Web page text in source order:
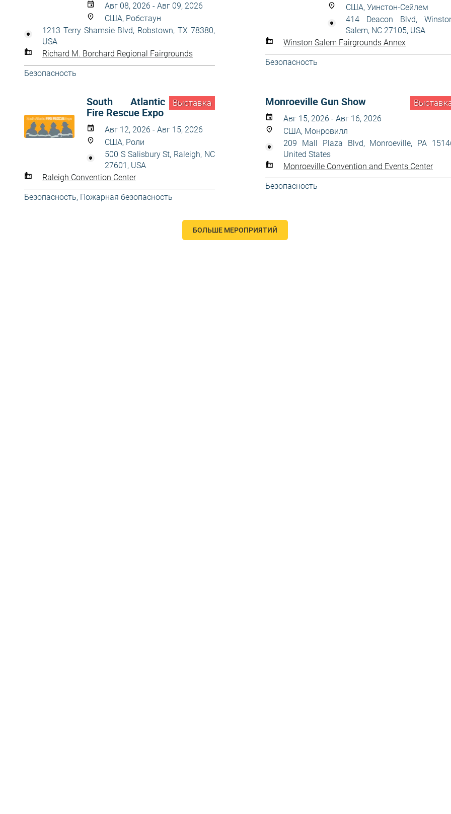
Авг 08, 2026 - Авг 09, 2026
США, Робстаун
1213 Terry Shamsie Blvd, Robstown, TX 78380,
USA
Richard M. Borchard Regional Fairgrounds
Безопасность
США, Уинстон-Сейлем
414 Deacon Blvd,
Salem, NC 27105, USA
Winston Salem Fairgrounds Annex
Безопасность
Выставка
South Atlantic
Fire Rescue Expo
Авг 12, 2026 - Авг 15, 2026
США, Роли
500 S Salisbury St, Raleigh, NC
27601, USA
Raleigh Convention Center
Безопасность, Пожарная безопасность
Monroeville Gun Show
Авг 15, 2026 - Авг 16, 2026
США, Монровилл
209 Mall Plaza Blvd, Monroeville, PA
United States
Monroeville Convention and Events Center
Безопасность
БОЛЬШЕ МЕРОПРИЯТИЙ